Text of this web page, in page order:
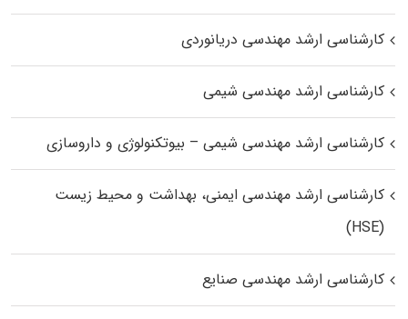
کارشناسی ارشد مهندسی دریانوردی
کارشناسی ارشد مهندسی شیمی
کارشناسی ارشد مهندسی شیمی – بیوتکنولوژی و داروسازی
کارشناسی ارشد مهندسی ایمنی، بهداشت و محیط زیست
(HSE)
کارشناسی ارشد مهندسی صنایع